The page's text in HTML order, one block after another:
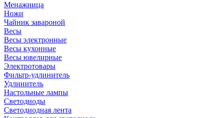
Менажница
Ножи
Чайник завароной
Весы
Весы электронные
Весы кухонные
Весы ювелирные
Электротовары
Фильтр-удлинитель
Удлинитель
Настольные лампы
Светодиоды
Светодиодная лента